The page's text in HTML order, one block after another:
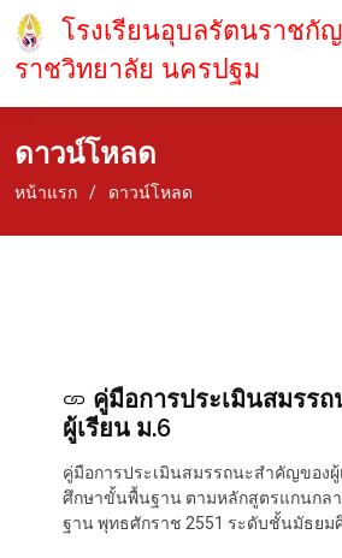
โรงเรียนอุบลรัตนราชกั
ราชวิทยาลัย นครปฐม
ดาวน์โหลด
หน้าแรก ดาวน์โหลด
คู่มือการประเมินสมรร
ผู้เรียน ม.6
คู่มือการประเมินสมรรถนะสำคัญของผู้
ศึกษาขั้นพื้นฐาน ตามหลักสูตรแกนกล
ฐาน พุทธศักราช 2551 ระดับชั้นมัธยม